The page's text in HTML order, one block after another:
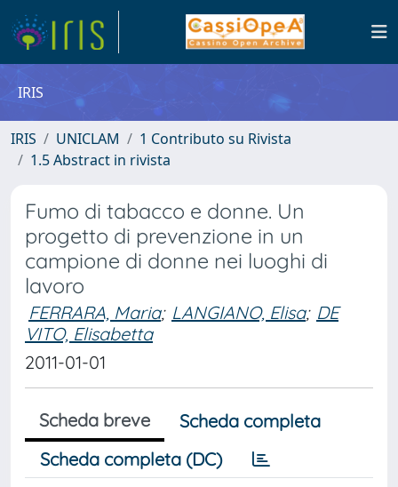
IRIS
IRIS UNICLAM
1 Contributo su Rivista
1.5 Abstract in rivista
Fumo di tabacco e donne. Un
progetto di prevenzione in un
campione di donne nei luoghi di
lavoro
FERRARA, Maria; LANGIANO, Elisa; DE
VITO, Elisabetta
2011-01-01
Scheda breve
Scheda completa
Scheda completa (DC)